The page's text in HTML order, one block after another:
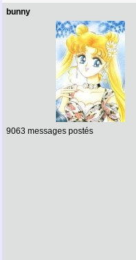
bunny
9063 messages postés